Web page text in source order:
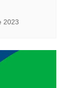
2023